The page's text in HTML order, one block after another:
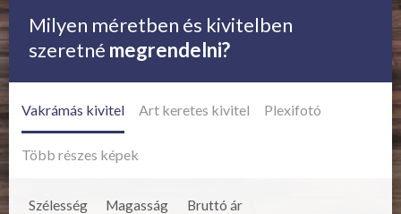
Milyen méretben és kivitelben
szeretné megrendelni?
Vakrámás kivitel Art keretes kivitel Plexifotó
Több részes képek
Szélesség Magasság Bruttó ár